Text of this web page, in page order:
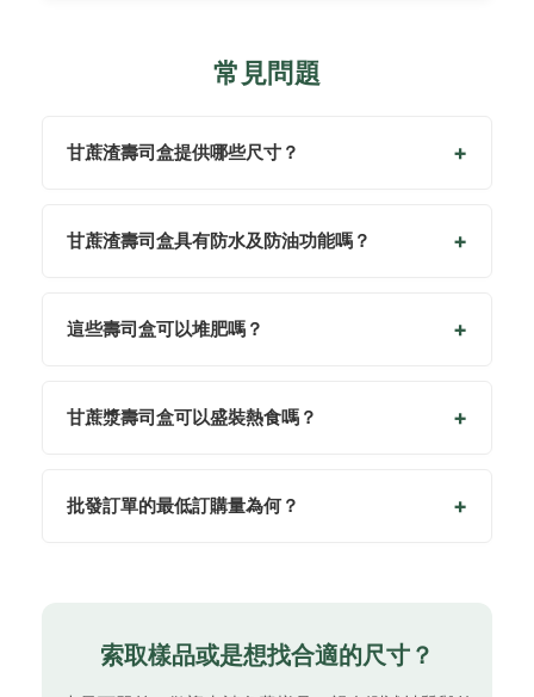
常見問題
甘蔗渣壽司盒提供哪些尺寸？
甘蔗渣壽司盒具有防水及防油功能嗎？
這些壽司盒可以堆肥嗎？
甘蔗漿壽司盒可以盛裝熱食嗎？
批發訂單的最低訂購量為何？
索取樣品或是想找合適的尺寸？